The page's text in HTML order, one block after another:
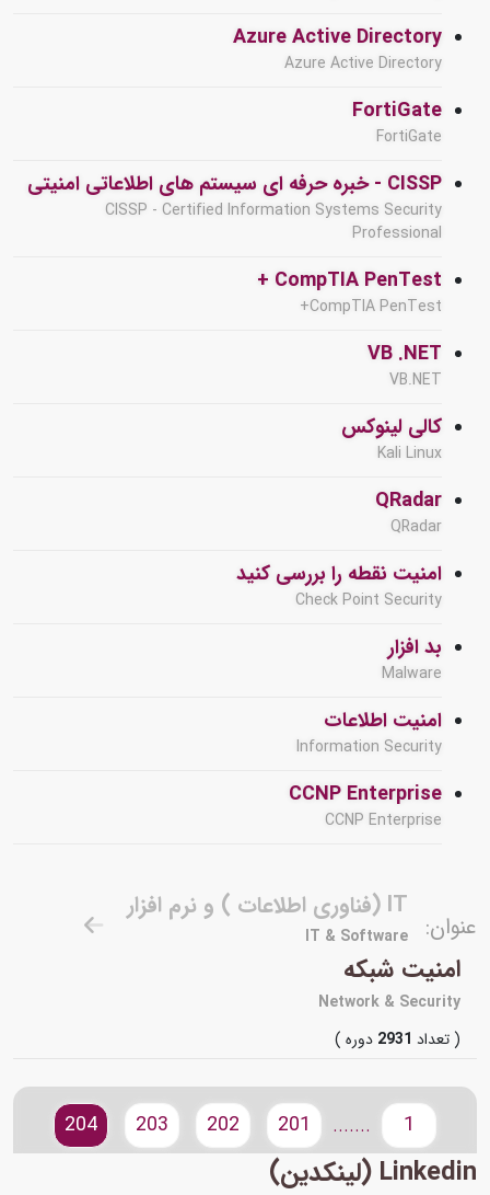
Azure Active Directory
Azure Active Directory
FortiGate
FortiGate
CISSP - خبره حرفه ای سیستم های اطلاعاتی امنیتی
CISSP - Certified Information Systems Security
Professional
CompTIA PenTest +
CompTIA PenTest+
VB .NET
VB.NET
کالی لینوکس
Kali Linux
QRadar
QRadar
امنیت نقطه را بررسی کنید
Check Point Security
بد افزار
Malware
امنیت اطلاعات
Information Security
CCNP Enterprise
CCNP Enterprise
عنوان:
IT (فناوری اطلاعات ) و نرم افزار
IT & Software
امنیت شبکه
Network & Security
( تعداد2931دوره )
.......
201
202
203
204
Linkedin (لینکدین)